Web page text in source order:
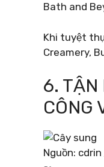
Bath and
Khi tuyệt
Creamery,
6.
CÔNG
Nguồn: